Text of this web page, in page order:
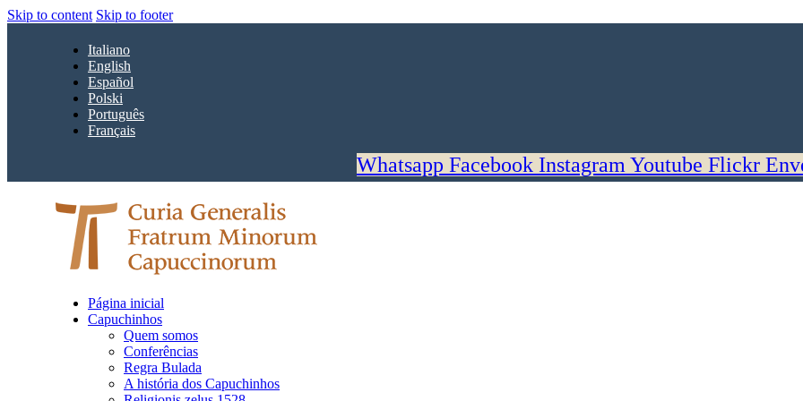
Skip to content Skip to footer
Italiano
English
Español
Polski
Português
Français
Whatsapp Facebook Instagram Youtube Flickr
Página inicial
Capuchinhos
Quem somos
Conferências
Regra Bulada
A história dos Capuchinhos